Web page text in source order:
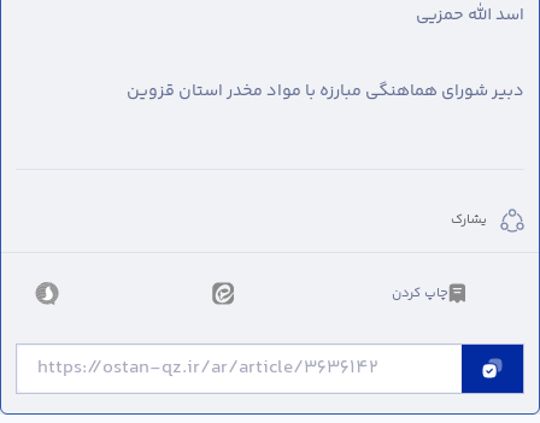
اسد الله حمزیی
دبیر شورای هماهنگی مبارزه با مواد مخدر استان قزوین
يشارك
چاپ کردن